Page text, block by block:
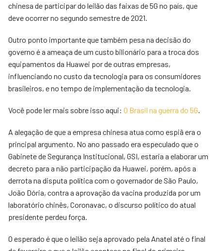
chinesa de participar do leilão das faixas de 5G no país, que
deve ocorrer no segundo semestre de 2021.
Outro ponto importante que também pesa na decisão do
governo é a ameaça de um custo bilionário para a troca dos
equipamentos da Huawei por de outras empresas,
influenciando no custo da tecnologia para os consumidores
brasileiros, e no tempo de implementação da tecnologia.
Você pode ler mais sobre isso aqui:O Brasil na guerra do 5G
A alegação de que a empresa chinesa atua como espiã era o
principal argumento. No ano passado era especulado que o
Gabinete de Segurança Institucional, GSI, estaria a elaborar um
decreto para a não participação da Huawei, porém, após a
derrota na disputa política com o governador de São Paulo,
João Dória, contra a aprovação da vacina produzida por um
laboratório chinês, Coronavac, o discurso político do atual
presidente perdeu força.
O esperado é que o leilão seja aprovado pela Anatel até o final